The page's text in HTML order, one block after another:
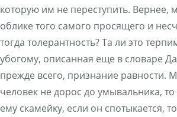
которую им не переступить. Вернее,
облике того самого просящего и
тогда толерантность? Та ли это
убогому, описанная еще в словаре
прежде всего, признание равности.
человек не дорос до умывальника,
ему скамейку, если он спотыкается,